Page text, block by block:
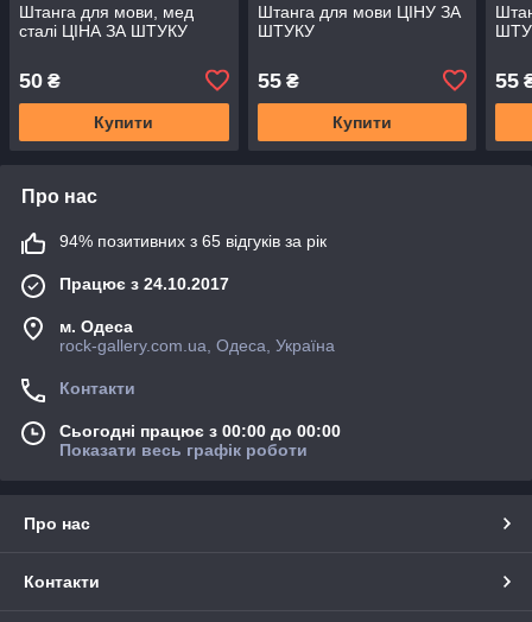
Штанга для мови, мед
сталі ЦIНА ЗА ШТУКУ
50 ₴
Купити
Штанга для мови ЦIНУ ЗА
ШТУКУ
55₴
Купити
55
Про нас
94% позитивних з 65 відгуків за рік
Працює з 24.10.2017
м. Одеса
rock-gallery.com.ua, Одеса, Україна
Контакти
Сьогодні працює з 00:00 до 00:00
Показати весь графік роботи
Про нас
Контакти